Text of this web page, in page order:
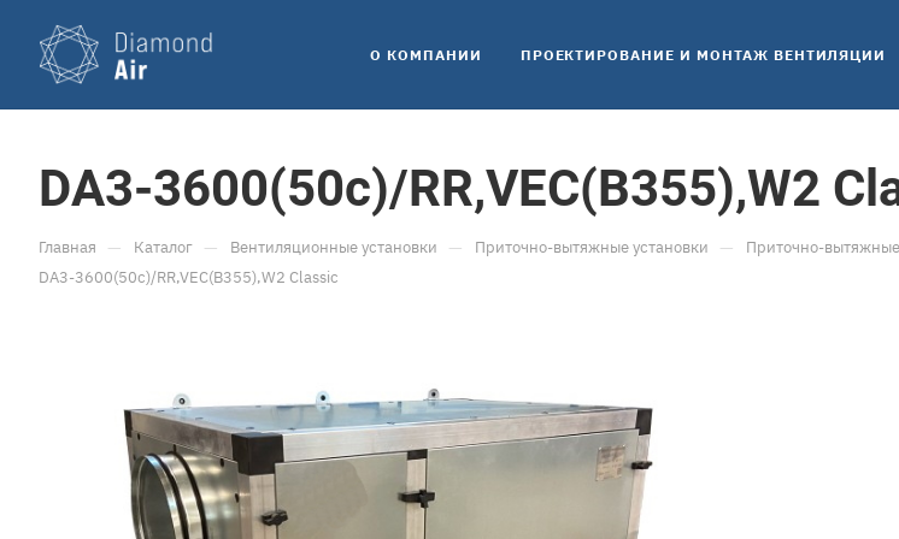
O КОМПАНИИ ПРОЕКТИРОВАНИЕ И МОНТАЖ ВЕНТИЛЯЦИИ
DA3-3600(50c)/RR,VEC(B355),W2
Главная — Каталог — Вентиляционные установки — Приточно-вытяжные установки — Приточно-
DA3-3600(50c)/RR,VEC(B355),W2 Classic